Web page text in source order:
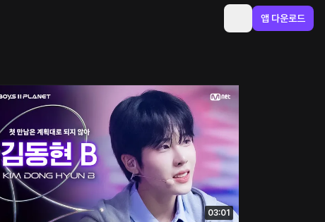
앱 다운로드
03:01